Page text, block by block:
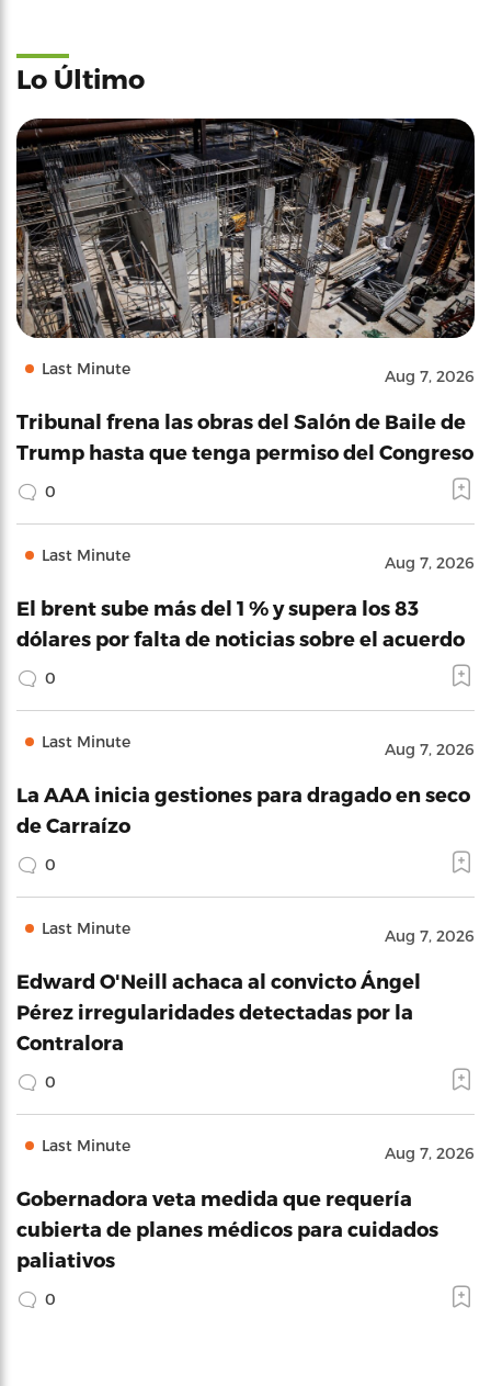
Lo Último
Last Minute Aug 7, 2026
Tribunal frena las obras del Salón de Baile de
Trump hasta que tenga permiso del Congreso
0
Last Minute Aug 7, 2026
El brent sube más del 1 % y supera los 83
dólares por falta de noticias sobre el acuerdo
0
Last Minute Aug 7, 2026
La AAA inicia gestiones para dragado en seco
de Carraízo
0
Last Minute Aug 7, 2026
Edward O'Neill achaca al convicto Ángel
Pérez irregularidades detectadas por la
Contralora
0
Last Minute Aug 7, 2026
Gobernadora veta medida que requería
cubierta de planes médicos para cuidados
paliativos
0